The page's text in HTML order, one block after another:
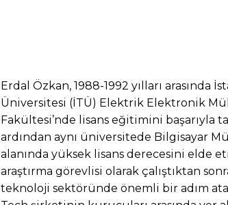
Erdal Özkan, 1988-1992 yılları arasında
Üniversitesi (İTÜ) Elektrik Elektronik
Fakültesi’nde lisans eğitimini başarıyla
ardından aynı üniversitede Bilgisayar
alanında yüksek lisans derecesini elde
araştırma görevlisi olarak çalıştıktan
teknoloji sektöründe önemli bir adım